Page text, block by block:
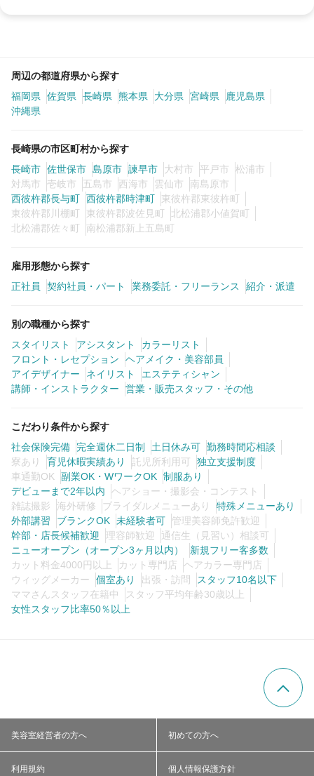
周辺の都道府県から探す
福岡県
佐賀県 長崎県 熊本県 大分県 宮崎県
鹿児島県
沖縄県
長崎県の市区町村から探す
長崎市 佐世保市 島原市 諫早市 大村市 平戸市
松浦市
対馬市
壱岐市 五島市 西海市 雲仙市
南島原市
西彼杵郡長与町 西彼杵郡時津町
東彼杵郡東彼杵町
東彼杵郡川棚町
東彼杵郡波佐見町
北松浦郡小値賀町
北松浦郡佐々町
南松浦郡新上五島町
雇用形態から探す
正社員
契約社員・パート 業務委託・フリーランス 紹介・派遣
別の職種から探す
スタイリスト
アシスタント
カラーリスト
フロント・レセプション
ヘアメイク・美容部員
アイデザイナー
ネイリスト
エステティシャン
講師・インストラクター
営業・販売スタッフ・その他
こだわり条件から探す
社会保険完備
完全週休二日制 土日休み可 勤務時間応相談
寮あり
育児休暇実績あり 託児所利用可
独立支援制度
車通勤OK
副業OK・WワークOK 制服あり
デビューまで2年以内
ヘアショー・撮影会・コンテスト
雑誌撮影
海外研修 ブライダルメニューあり
特殊メニューあり
外部講習
ブランクOK 未経験者可
管理美容師免許歓迎
幹部・店長候補歓迎
理容師歓迎
通信生（見習い）相談可
ニューオープン（オープン3ヶ月以内）
新規フリー客多数
カット料金4000円以上
カット専門店
ヘアカラー専門店
ウィッグメーカー
個室あり 出張・訪問
スタッフ10名以下
ママさんスタッフ在籍中
スタッフ平均年齢30歳以上
女性スタッフ比率50％以上
美容室経営者の方へ 初めての方へ
利用規約 個人情報保護方針